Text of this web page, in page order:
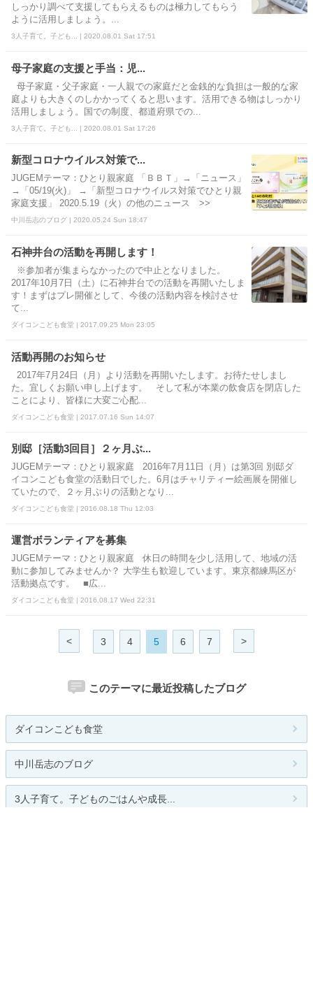
しっかり調べて支援してもらえるものは極力してもらう
ように活用しましょう。...
3人子育て。子ども... | 2020.08.01 Sat 17:51
母子家庭の支援と手当：児...
母子家庭・父子家庭・一人親での家庭だと金銭的な負担は一般的な家
庭よりも大きくのしかかってくると思います。活用できる物はしっかり
活用しましょう。国での制度、都道府県での...
3人子育て。子ども... | 2020.08.01 Sat 17:26
新型コロナウイルス対策で...
JUGEMテーマ：ひとり親家庭 「ＢＢＴ」→「ニュース」
→「05/19(火)」 →「新型コロナウイルス対策でひとり親
家庭支援」 2020.5.19（火）の他のニュース >>
中川岳志のブログ | 2020.05.24 Sun 18:47
石神井台の活動を再開します！
※参加者が集まらなかったので中止となりました。
2017年10月7日（土）に石神井台での活動を再開いたしま
す！まずはプレ開催として、今後の活動内容を検討させ
て...
ダイコンこども食堂 | 2017.09.25 Mon 23:05
活動再開のお知らせ
2017年7月24日（月）より活動を再開いたします。お待たせしまし
た。宜しくお願い申し上げます。 そして私が本業の飲食店を閉店した
ことにより、皆様に大変ご心配...
ダイコンこども食堂 | 2017.07.16 Sun 14:07
別邸［活動3回目］２ヶ月ぶ...
JUGEMテーマ：ひとり親家庭 2016年7月11日（月）は第3回 別邸ダ
イコンこども食堂の活動日でした。6月はチャリティー絵画展を開催し
ていたので、２ヶ月ぶりの活動となり...
ダイコンこども食堂 | 2016.08.18 Thu 12:03
運営ボランティアを募集
JUGEMテーマ：ひとり親家庭 休日の時間を少し活用して、地域の活
動に参加してみませんか？ 大学生も歓迎しています。東京都練馬区が
活動拠点です。 ■広...
ダイコンこども食堂 | 2016.08.17 Wed 22:31
< 3 4 5 6 7 >
このテーマに最近投稿したブログ
ダイコンこども食堂
中川岳志のブログ
3人子育て。子どものごはんや成長...